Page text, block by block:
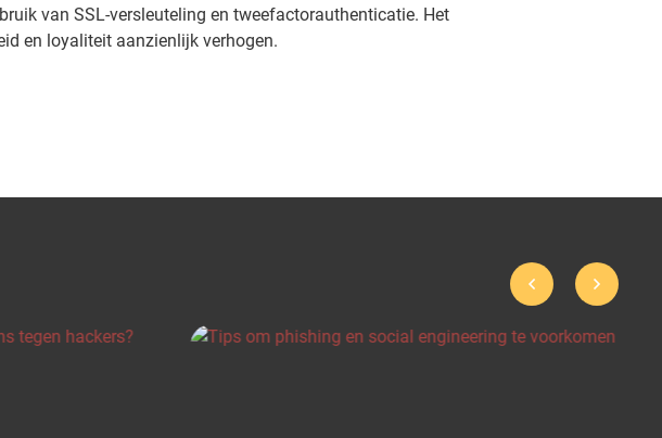
van SSL-versleuteling en tweefactorauthenticatie. Het
en loyaliteit aanzienlijk verhogen.